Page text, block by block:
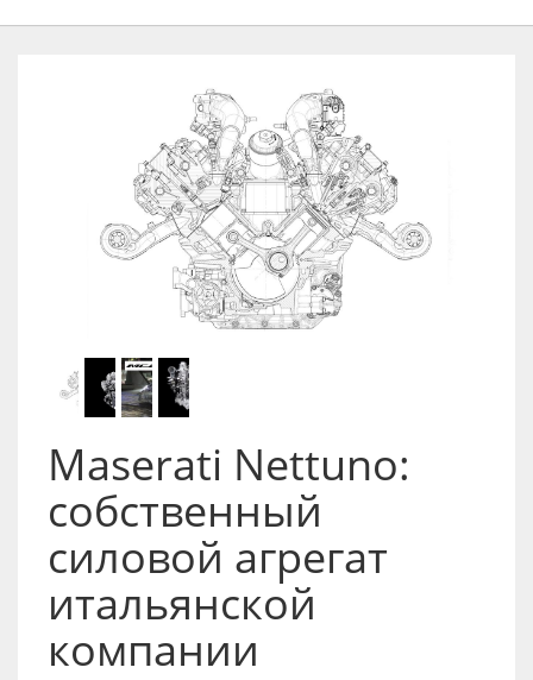
Maserati Nettuno:
собственный
силовой агрегат
итальянской
компании